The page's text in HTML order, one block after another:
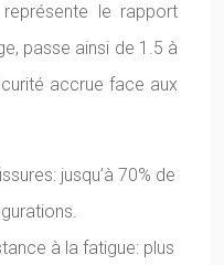
le rapport
passe ainsi de 1.5 à
accrue face aux
jusqu’à 70% de
à la fatigue: plus